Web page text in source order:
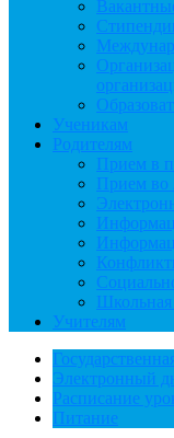
Ученикам
Родителям
Прием в
Прием во
Школьная
Учителям
Электронный
Расписание
Питание